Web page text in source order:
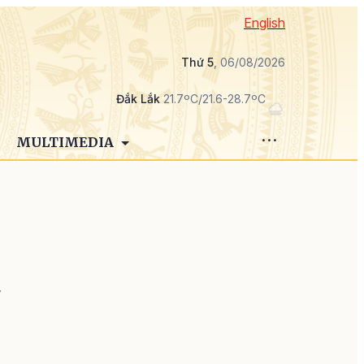
English
Thứ 5, 06/08/2026
Đắk Lắk21.7ºC/21.6-28.7ºC
MULTIMEDIA